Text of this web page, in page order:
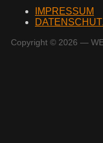
IMPRESSUM
Copyright © 2026 —